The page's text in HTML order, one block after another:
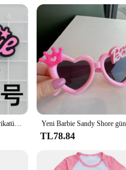
enjoy the joy of owning this
MINISO 20 P Sevimli Karikatür PVC Pembe Moda Barbie Ayakkabı Çiçekler DIY Delik Ayakkabı Sandalet Charm Ayakkabı Aksesuarları Parti Festivali Hediyeler
TL78.84